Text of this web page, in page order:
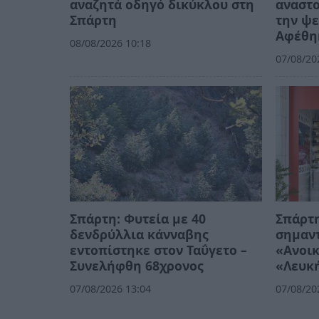
αναζητά οδηγό δικύκλου στη
Σπάρτη
08/08/2026 10:18
την
07/08/
Σπάρτη: Φυτεία με 40
δενδρύλλια κάνναβης
εντοπίστηκε στον Ταΰγετο –
Συνελήφθη 68χρονος
07/08/2026 13:04 07/08/